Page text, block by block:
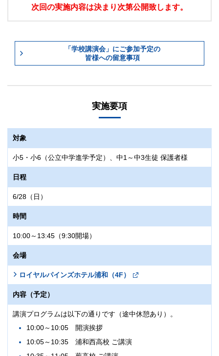
次回の実施内容は決まり次第公開致します。
「学校講演会」にご参加予定の
皆様への留意事項
実施要項
対象
小5・小6（公立中学進学予定）、中1～中3生徒 保護者様
日程
6/28（日）
時間
10:00～13:45（9:30開場）
会場
ロイヤルパインズホテル浦和（4F）
内容（予定）
講演プログラムは以下の通りです（途中休憩あり）。
10:00～10:05 開演挨拶
10:05～10:35 浦和西高校 ご講演